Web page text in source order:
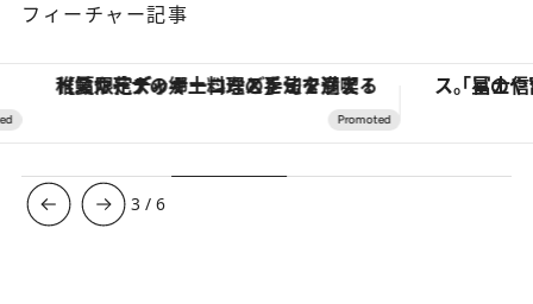
フィーチャー記事
【夏限定ディナーコース】旬を迎える稚鮎や花ズッキーニなどをイタリア・トスカーナの郷土料理の手法で満喫！
3 /6